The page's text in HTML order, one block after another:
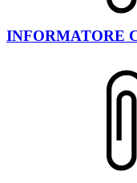
INFORMATORE